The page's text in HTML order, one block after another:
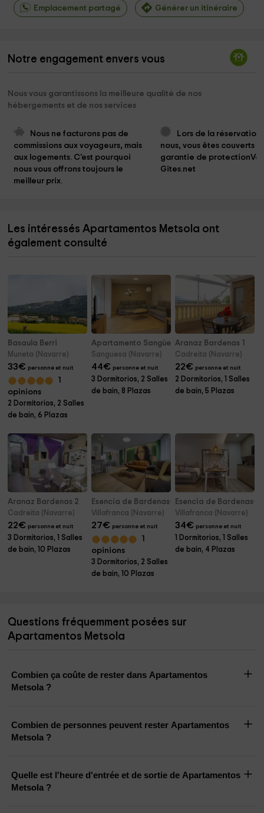
Emplacement partagé Générer un itinéraire
Notre engagement envers vous
Nous vous garantissons la meilleure qualité de nos
hébergements et de nos services
Nous ne facturons pas de
commissions aux voyageurs, mais
aux logements. C'est pourquoi
nous vous offrons toujours le
meilleur prix.
Lors de la
nous, vous êtes couverts
garantie de
Gites.net
Les intéressés Apartamentos Metsola ont
également consulté
Basaula Berri
Muneta (Navarre)
33€ personne et nuit
1
opinions
2 Dormitorios, 2 Salles
de bain, 6 Plazas
Apartamento Sangüesa
Sanguesa (Navarre)
44€ personne et nuit
3 Dormitorios, 2 Salles
de bain, 8 Plazas
Aranaz Bardenas 1
Cadreita (Navarre)
22€ personne et nuit
2 Dormitorios, 1 Salles
de bain, 5 Plazas
Aranaz Bardenas 2
Cadreita (Navarre)
22€ personne et nuit
3 Dormitorios, 1 Salles
de bain, 10 Plazas
Esencia de Bardenas- Apartamento Alesves
Villafranca (Navarre)
27€ personne et nuit
1
opinions
3 Dormitorios, 2 Salles
de bain, 10 Plazas
Esencia de Bardenas-
Villafranca (Navarre)
34€ personne et nuit
1 Dormitorios, 1 Salles
de bain, 4 Plazas
Questions fréquemment posées sur
Apartamentos Metsola
Combien ça coûte de rester dans Apartamentos
Metsola ?
Combien de personnes peuvent rester Apartamentos
Metsola ?
Quelle est l'heure d'entrée et de sortie de Apartamentos
Metsola ?